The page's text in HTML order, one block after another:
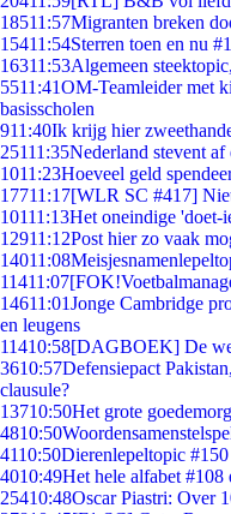
18511:57Migranten breken
15411:54Sterren toen en nu
16311:53Algemeen
5511:41OM-Teamleider met
basisscholen
911:40Ik krijg hier
25111:35Nederland stevent
1011:23Hoeveel geld
17711:17[WLR SC #417]
10111:13Het oneindige 'doet-
12911:12Post hier zo vaak
14011:08
11411:07
14611:01Jonge Cambridge
en leugens
11410:58[DAGBOEK] De
3610:57Defensiepact
clausule?
13710:50Het grote
4810:50
4110:50Dierenlepeltopic #150
4010:49Het hele alfabet #108
25410:48Oscar Piastri: Over